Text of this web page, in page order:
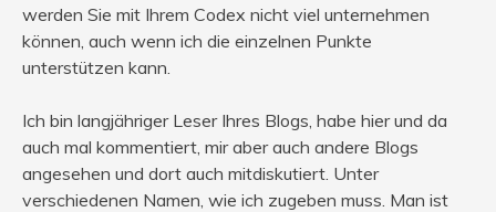
werden Sie mit Ihrem Codex nicht viel unternehmen
können, auch wenn ich die einzelnen Punkte
unterstützen kann.
Ich bin langjähriger Leser Ihres Blogs, habe hier und da
auch mal kommentiert, mir aber auch andere Blogs
angesehen und dort auch mitdiskutiert. Unter
verschiedenen Namen, wie ich zugeben muss. Man ist